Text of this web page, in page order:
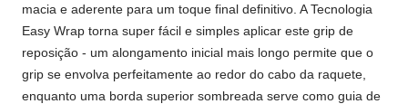
macia e aderente para um toque final definitivo. A Tecnologia
Easy Wrap torna super fácil e simples aplicar este grip de
reposição - um alongamento inicial mais longo permite que o
grip se envolva perfeitamente ao redor do cabo da raquete,
enquanto uma borda superior sombreada serve como guia de